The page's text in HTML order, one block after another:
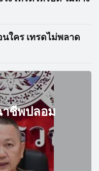
ใคร เทรดไม่พลาด
าชีพปลอม